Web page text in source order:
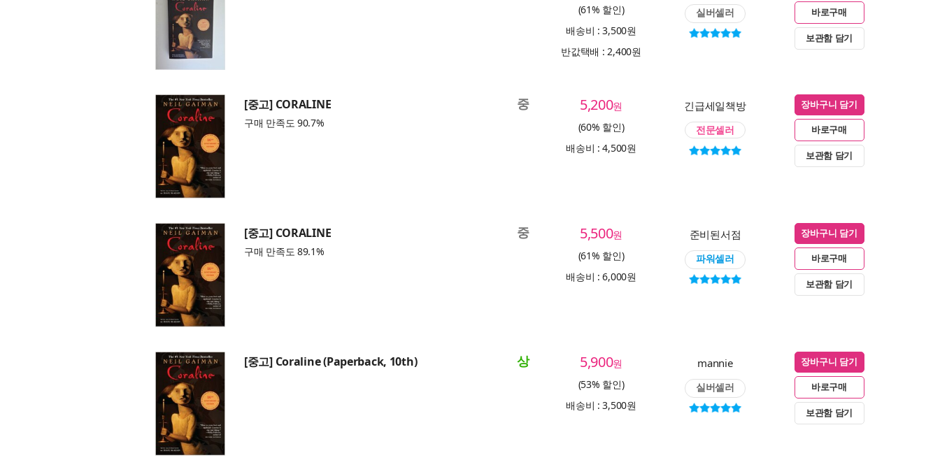
(61% 할인)
배송비 : 3,500원
반값택배 : 2,400원
실버셀러 바로구매
보관함 담기
[중고] CORALINE
구매 만족도 90.7%
중 5,200원
(60% 할인)
배송비 : 4,500원
긴급세일책방
전문셀러
장바구니 담기
바로구매
보관함 담기
[중고] CORALINE
구매 만족도 89.1%
중 5,500원
(61% 할인)
배송비 : 6,000원
준비된서점
파워셀러
장바구니 담기
바로구매
보관함 담기
[중고] Coraline (Paperback, 10th) 상 5,900원
(53% 할인)
배송비 : 3,500원
mannie
실버셀러
장바구니 담기
바로구매
보관함 담기